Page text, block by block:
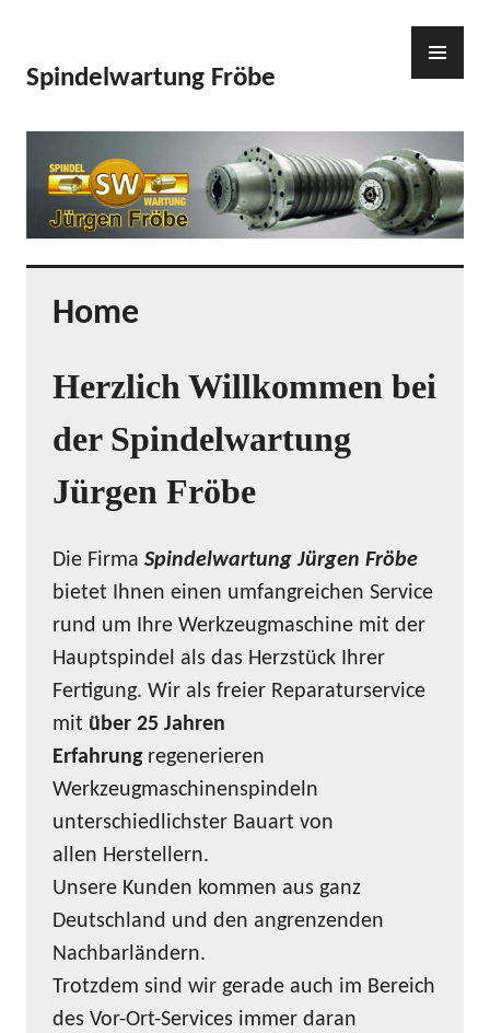
springen
Spindelwartung Fröbe
Home
Herzlich Willkommen bei
der Spindelwartung
Jürgen Fröbe
Die Firma Spindelwartung Jürgen Fröbe
bietet Ihnen einen umfangreichen Service
rund um Ihre Werkzeugmaschine mit der
Hauptspindel als das Herzstück Ihrer
Fertigung. Wir als freier Reparaturservice
mit über 25 Jahren
Erfahrungregenerieren
Werkzeugmaschinenspindeln
unterschiedlichster Bauart von
allen Herstellern.
Unsere Kunden kommen aus ganz
Deutschland und den angrenzenden
Nachbarländern.
Trotzdem sind wir gerade auch im Bereich
des Vor-Ort-Services immer daran